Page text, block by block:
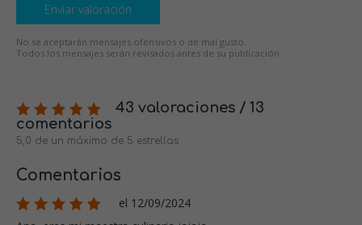
Enviar valoración
No se aceptarán mensajes ofensivos o de mal gusto.
Todos los mensajes serán revisados antes de su publicación.
43 valoraciones / 13
comentarios
5,0 de un máximo de 5 estrellas
Comentarios
el 12/09/2024